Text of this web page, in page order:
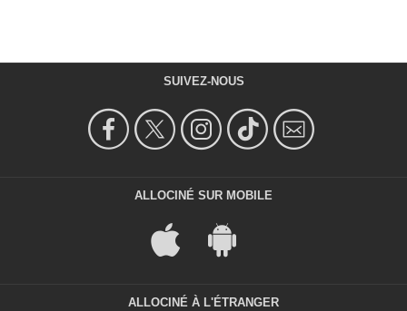
SUIVEZ-NOUS
ALLOCINÉ SUR MOBILE
ALLOCINÉ À L'ÉTRANGER